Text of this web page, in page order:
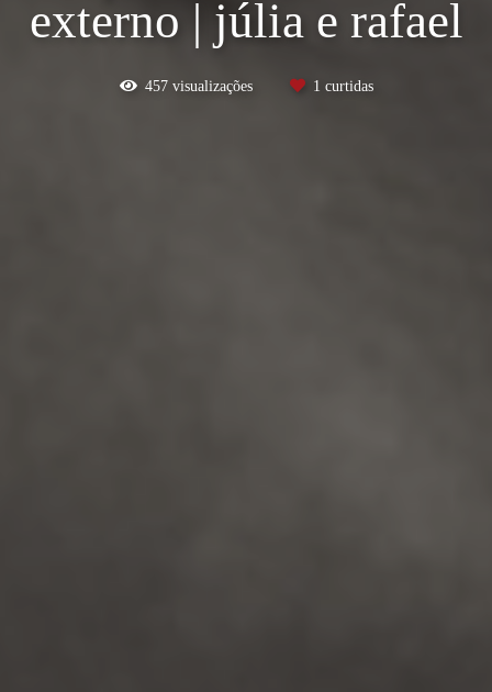
externo | júlia e rafael
457visualizações 1 curtidas